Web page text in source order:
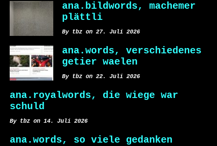
ana.bildwords, machemer
plättli
By tbz on 27. Juli 2026
ana.words, verschiedenes
getier waelen
By tbz on 22. Juli 2026
ana.royalwords, die wiege war
schuld
By tbz on 14. Juli 2026
ana.words, so viele gedanken